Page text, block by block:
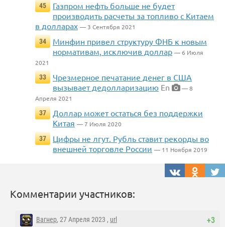
45
Газпром нефть больше не будет
производить расчеты за топливо с Китаем
в долларах — 3 Сентября 2021
34
Минфин привел структуру ФНБ к новым
нормативам, исключив доллар — 6 Июля
2021
33
Чрезмерное печатание денег в США
вызывает дедолларизацию En
— 8
Апреля 2021
37
Доллар может остаться без поддержки
Китая — 7 Июля 2020
37
Цифры не лгут. Рубль ставит рекорды во
внешней торговле России — 11 Ноября 2019
Комментарии участников:
+3
Вагнер, 27 Апреля 2023 , url